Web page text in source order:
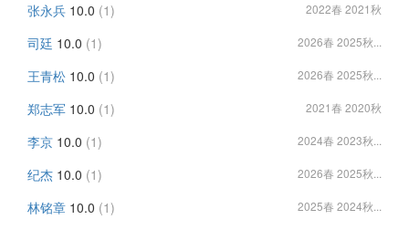
张永兵 10.0 (1) 2022春 2021秋
司廷 10.0 (1) 2026春 2025秋...
王青松 10.0 (1) 2026春 2025秋...
郑志军 10.0 (1) 2021春 2020秋
李京 10.0 (1) 2024春 2023秋...
纪杰 10.0 (1) 2026春 2025秋...
林铭章 10.0 (1) 2025春 2024秋...